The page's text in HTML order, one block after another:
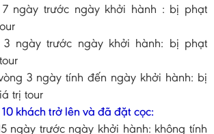
ngày trước ngày khởi hành : bị phạt
3 ngày trước ngày khởi hành: bị phạt
3 ngày tính đến ngày khởi hành: bị
trị tour
khách trở lên và đã đặt cọc:
ngày trước ngày khởi hành: không tính